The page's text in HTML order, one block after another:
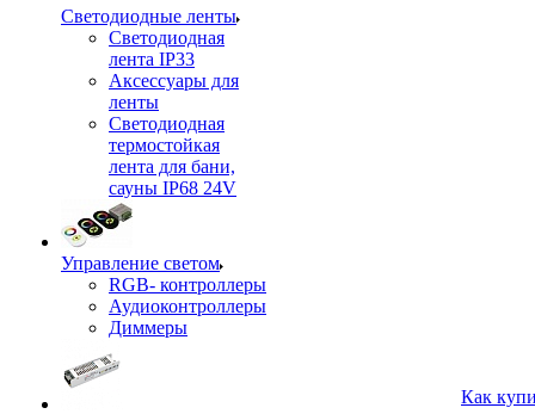
Светодиодные ленты
Светодиодная
лента IP33
Аксессуары для
ленты
Светодиодная
термостойкая
лента для бани,
сауны IP68 24V
Управление светом
RGB- контроллеры
Аудиоконтроллеры
Диммеры
Как